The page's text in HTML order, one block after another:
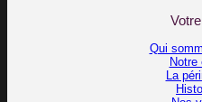
Qui
Notre
La